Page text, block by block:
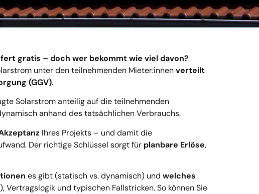
gratis – doch wer bekommt wie viel davon?
unter den teilnehmenden Mieter:innenverteilt
(GGV).
Solarstrom anteilig auf die teilnehmenden
anhand des tatsächlichen Verbrauchs.
Ihres Projekts – und damit die
Der richtige Schlüssel sorgt für planbare Erlöse,
es gibt (statisch vs. dynamisch) und welches
und typischen Fallstricken. So können Sie